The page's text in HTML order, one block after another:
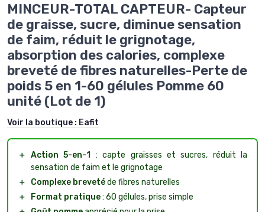
MINCEUR-TOTAL CAPTEUR- Capteur
de graisse, sucre, diminue sensation
de faim, réduit le grignotage,
absorption des calories, complexe
breveté de fibres naturelles-Perte de
poids 5 en 1-60 gélules Pomme 60
unité (Lot de 1)
Voir la boutique : Eafit
＋ Action 5-en-1
: capte graisses et sucres, réduit la
sensation de faim et le grignotage
＋
Complexe brevetéde fibres naturelles
＋
Format pratique: 60 gélules, prise simple